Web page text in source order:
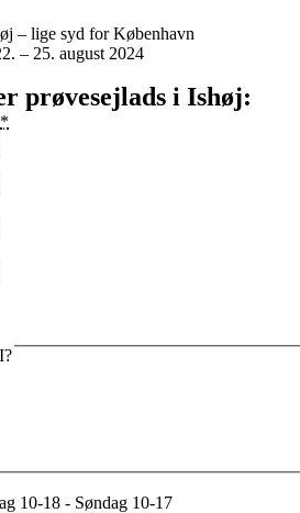
– lige syd for København
– 25. august 2024
prøvesejlads i Ishøj:
*
10-18 - Søndag 10-17